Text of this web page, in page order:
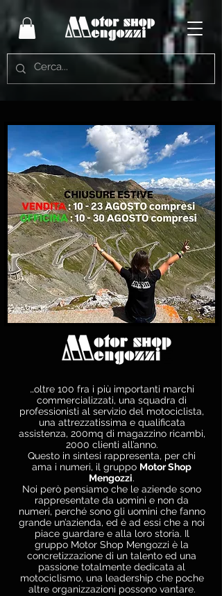
…oltre 100 fra i più importanti marchi
commercializzati, una squadra di
professionisti al servizio del motociclista,
una attrezzatissima e qualificata
assistenza, 200mq di magazzino ricambi,
2000 clienti all’anno.
Questo in sintesi rappresenta, per chi
ama i numeri, il gruppo Motor Shop
Mengozzi.
Noi però pensiamo che le aziende sono
rappresentate da uomini e non da
numeri, perché sono gli uomini che fanno
grande un’azienda, ed è ad essi che a noi
piace guardare e alla loro storia. Il
gruppo Motor Shop Mengozzi è la
concretizzazione di un talento ed una
passione totalmente dedicata al
motociclismo, una leadership che poche
altre organizzazioni possono vantare.